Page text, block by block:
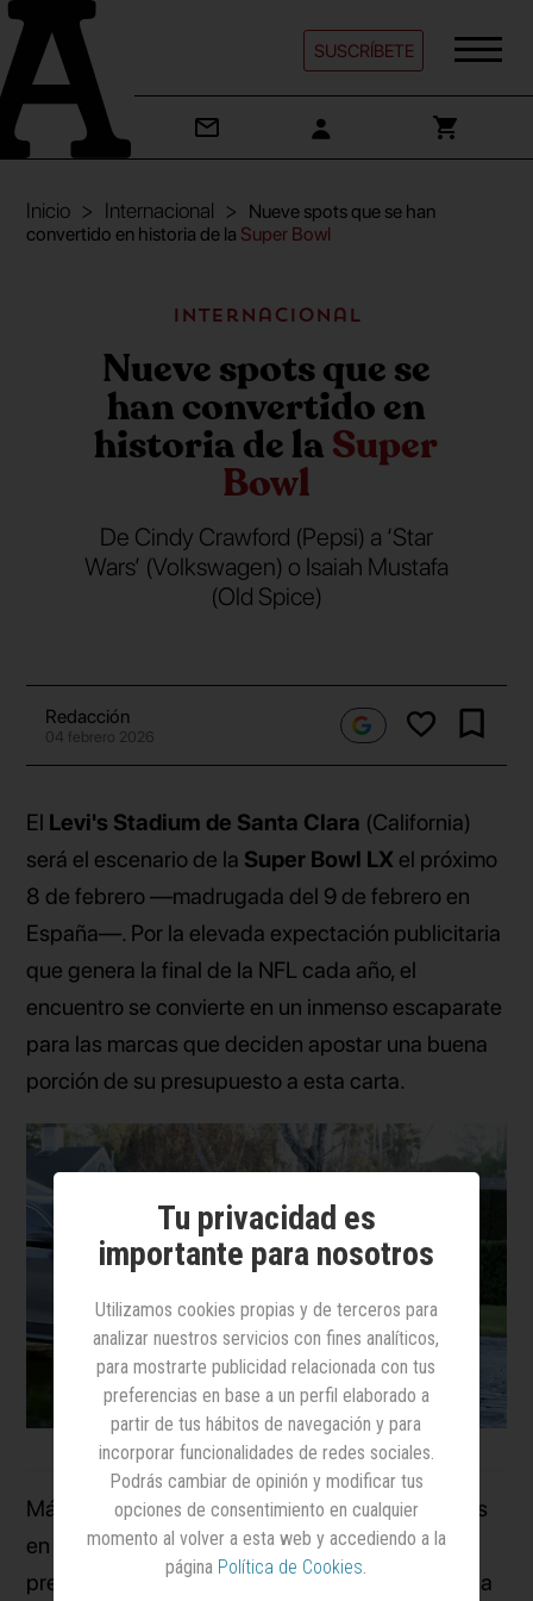
SUSCRÍBETE
Inicio Internacional
Nueve spots que se han
convertido en historia de la Super Bowl
Internacional
Nueve spots que se
han convertido en
historia de laSuper
Bowl
De Cindy Crawford (Pepsi) a ‘Star
Wars’ (Volkswagen) o Isaiah Mustafa
(Old Spice)
Redacción
04 febrero 2026
El Levi's Stadium de Santa Clara (California)
será el escenario de la Super Bowl LX el próximo
8 de febrero —madrugada del 9 de febrero en
España—. Por la elevada expectación publicitaria
que genera la final de la NFL cada año, el
encuentro se convierte en un inmenso escaparate
para las marcas que deciden apostar una buena
porción de su presupuesto a esta carta.
Anuncio de Volkswagen en la Super Bowl de 2011
Más allá de lo que sucederá dentro de unos días
en Estados Unidos, aprovechamos los días
previos al partido para realizar un repaso por una
Tu privacidad es
importante para nosotros
Utilizamos cookies propias y de terceros para
analizar nuestros servicios con fines analíticos,
para mostrarte publicidad relacionada con tus
preferencias en base a un perfil elaborado a
partir de tus hábitos de navegación y para
incorporar funcionalidades de redes sociales.
Podrás cambiar de opinión y modificar tus
opciones de consentimiento en cualquier
momento al volver a esta web y accediendo a la
página Política de Cookies.